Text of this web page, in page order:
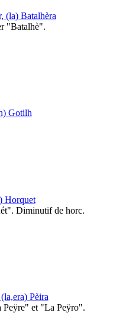
(la) Batalhèra
"Batalhè".
Gotilh
Horquet
Diminutif de horc.
Pèira
Peÿre" et "La Peÿro".